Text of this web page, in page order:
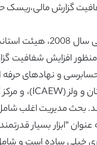
افزایش شفافیت